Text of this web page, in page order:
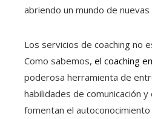
abriendo un mundo de
Los servicios de coaching no
Como sabemos, el coaching
poderosa herramienta de
habilidades de comunicación
fomentan el